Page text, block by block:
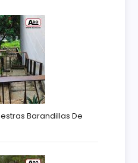
Barandillas De